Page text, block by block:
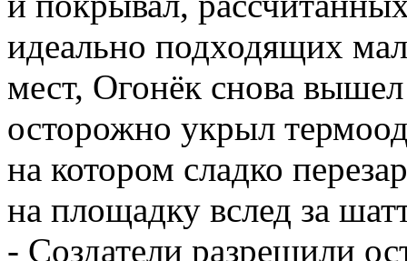
идеально подходящих
мест, Огонёк снова
осторожно укрыл
на котором сладко
на площадку вслед за
- Создатели разрешили